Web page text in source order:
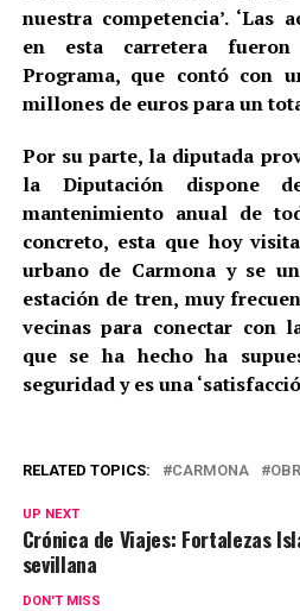
nuestra competencia’. ‘Las
en esta carretera
Programa, que contó con
millones de euros para un
Por su parte, la diputada
la Diputación dispone
mantenimiento anual de
concreto, esta que hoy
urbano de Carmona y se
estación de tren, muy
vecinas para conectar con
que se ha hecho ha
seguridad y es una
RELATED TOPICS: CARMONA
UP NEXT
Crónica de Viajes: Fortalezas
sevillana
DON'T MISS